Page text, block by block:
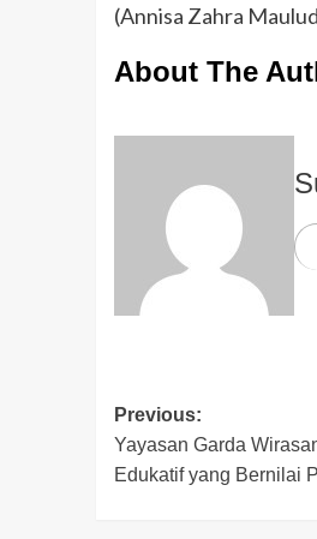
(Annisa Zahra
About The
Previous:
Yayasan Garda
Edukatif yang Bernilai